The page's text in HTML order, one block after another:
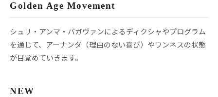
Golden Age Movement
シュリ・アンマ・バガヴァンによるディクシャやプログラム
を通じて、アーナンダ（理由のない喜び）やワンネスの状態
が目覚めていきます。
NEW